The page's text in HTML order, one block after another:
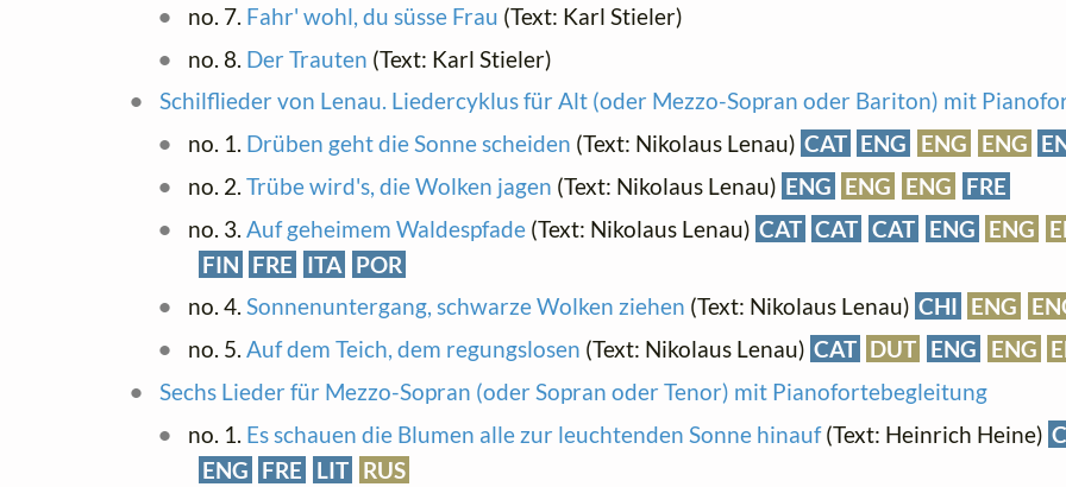
no. 7. Fahr' wohl, du süsse Frau (Text: Karl Stieler)
no. 8. Der Trauten (Text: Karl Stieler)
Schilflieder von Lenau. Liedercyklus für Alt (oder Mezzo-Sopran oder Bariton) mit
no. 1. Drüben geht die Sonne scheiden (Text: Nikolaus Lenau) CAT ENG ENG ENG
no. 2. Trübe wird's, die Wolken jagen (Text: Nikolaus Lenau) ENG ENG ENG
FRE
no. 3. Auf geheimem Waldespfade(Text: Nikolaus Lenau) CAT CAT CAT ENG ENG
FIN FRE ITA POR
no. 4. Sonnenuntergang, schwarze Wolken ziehen (Text: Nikolaus Lenau) CHI ENG
no. 5. Auf dem Teich, dem regungslosen (Text: Nikolaus Lenau) CAT DUT ENG ENG
Sechs Lieder für Mezzo-Sopran (oder Sopran oder Tenor) mit Pianofortebegleitung
no. 1. Es schauen die Blumen alle zur leuchtenden Sonne hinauf(Text: Heinrich Heine)
ENG FRE LIT RUS